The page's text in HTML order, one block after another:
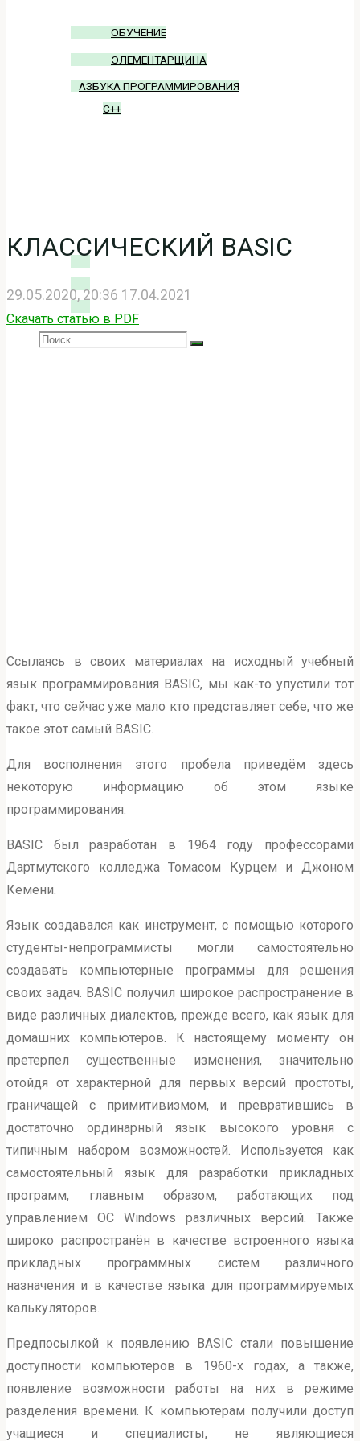
ОБУЧЕНИЕ
ЭЛЕМЕНТАРЩИНА
АЗБУКА ПРОГРАММИРОВАНИЯ
C++
SEARCH
Search
Search
КЛАССИЧЕСКИЙ BASIC
29.05.2020, 20:36 17.04.2021
Скачать статью в PDF
Ссылаясь в своих материалах на исходный учебный
язык программирования BASIC, мы как-то упустили тот
факт, что сейчас уже мало кто представляет себе, что же
такое этот самый BASIC.
Для восполнения этого пробела приведём здесь
некоторую информацию об этом языке
программирования.
BASIC был разработан в 1964 году профессорами
Дартмутского колледжа Томасом Курцем и Джоном
Кемени.
Язык создавался как инструмент, с помощью которого
студенты-непрограммисты могли самостоятельно
создавать компьютерные программы для решения
своих задач. BASIC получил широкое распространение в
виде различных диалектов, прежде всего, как язык для
домашних компьютеров. К настоящему моменту он
претерпел существенные изменения, значительно
отойдя от характерной для первых версий простоты,
граничащей с примитивизмом, и превратившись в
достаточно ординарный язык высокого уровня с
типичным набором возможностей. Используется как
самостоятельный язык для разработки прикладных
программ, главным образом, работающих под
управлением ОС Windows различных версий. Также
широко распространён в качестве встроенного языка
прикладных программных систем различного
назначения и в качестве языка для программируемых
калькуляторов.
Предпосылкой к появлению BASIC стали повышение
доступности компьютеров в 1960-х годах, а также,
появление возможности работы на них в режиме
разделения времени. К компьютерам получили доступ
учащиеся и специалисты, не являющиеся